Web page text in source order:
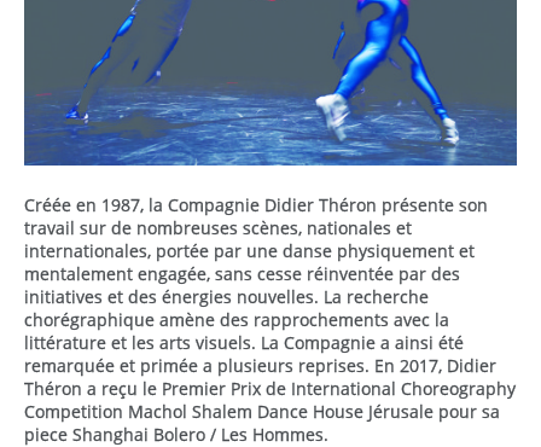
Créée en 1987, la Compagnie Didier Théron présente son
travail sur de nombreuses scènes, nationales et
internationales, portée par une danse physiquement et
mentalement engagée, sans cesse réinventée par des
initiatives et des énergies nouvelles. La recherche
chorégraphique amène des rapprochements avec la
littérature et les arts visuels. La Compagnie a ainsi été
remarquée et primée a plusieurs reprises. En 2017, Didier
Théron a reçu le Premier Prix de International Choreography
Competition Machol Shalem Dance House Jérusale pour sa
piece Shanghai Bolero / Les Hommes.